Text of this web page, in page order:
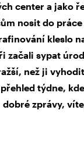
center a jako
nosit do
kleslo
začali sypat
než ji
týdne,
dobré zprávy,